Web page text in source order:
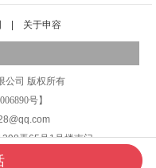
关于申容
公司 版权所有
号】
弄65号1号楼南门